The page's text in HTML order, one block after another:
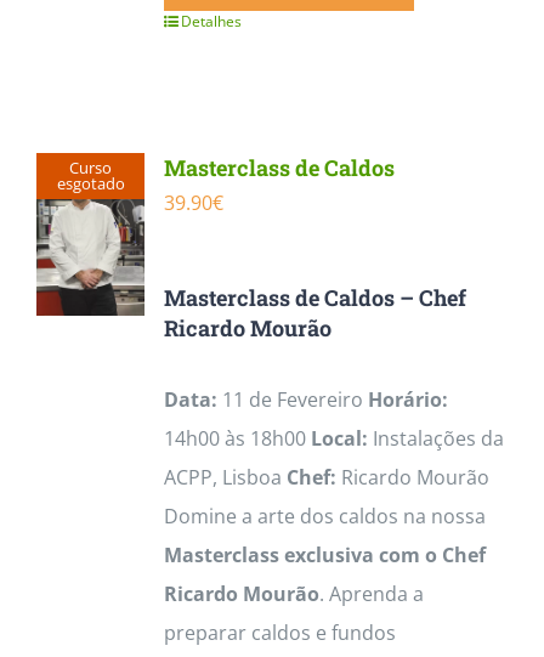
Detalhes
Curso
esgotado
Masterclass de Caldos
39.90€
Masterclass de Caldos – Chef
Ricardo Mourão
Data: 11 de Fevereiro Horário:
14h00 às 18h00 Local: Instalações da
ACPP, Lisboa Chef: Ricardo Mourão
Domine a arte dos caldos na nossa
Masterclass exclusiva com o Chef
Ricardo Mourão. Aprenda a
preparar caldos e fundos